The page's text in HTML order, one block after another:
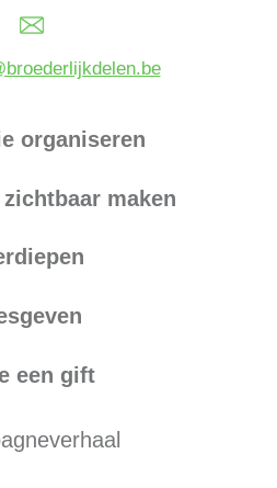
organiseren
zichtbaar maken
een gift